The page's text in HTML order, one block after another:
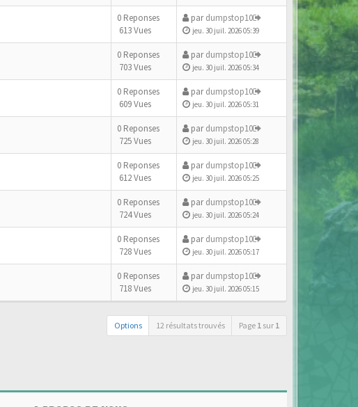
0 Reponses
613 Vues
pardumpstop10
jeu. 30 juil. 2026 05:39
0 Reponses
703 Vues
pardumpstop10
jeu. 30 juil. 2026 05:34
0 Reponses
609 Vues
pardumpstop10
jeu. 30 juil. 2026 05:31
0 Reponses
725 Vues
pardumpstop10
jeu. 30 juil. 2026 05:28
0 Reponses
612 Vues
pardumpstop10
jeu. 30 juil. 2026 05:25
0 Reponses
724 Vues
pardumpstop10
jeu. 30 juil. 2026 05:24
0 Reponses
728 Vues
pardumpstop10
jeu. 30 juil. 2026 05:17
0 Reponses
718 Vues
pardumpstop10
jeu. 30 juil. 2026 05:15
Options 12 résultats trouvés Page 1 sur 1